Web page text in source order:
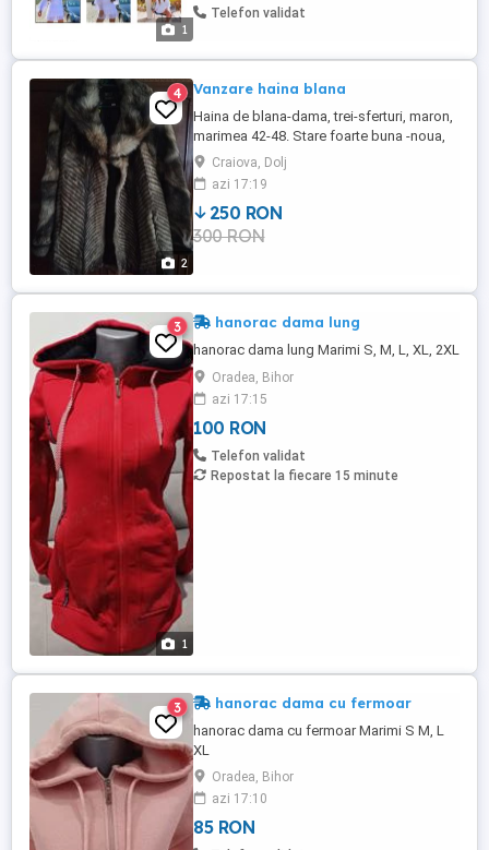
1
Telefon validat
2
4 Vanzare haina blana
Haina de blana-dama, trei-sferturi, maron,
marimea 42-48. Stare foarte buna -noua,
purtata o singura data..
Craiova, Dolj
azi 17:19
250 RON
300 RON
1
3 hanorac dama lung
hanorac dama lung Marimi S, M, L, XL, 2XL
Oradea, Bihor
azi 17:15
100 RON
Telefon validat
Repostat la fiecare 15 minute
3 hanorac dama cu fermoar
hanorac dama cu fermoar Marimi S M, L
XL
Oradea, Bihor
azi 17:10
85 RON